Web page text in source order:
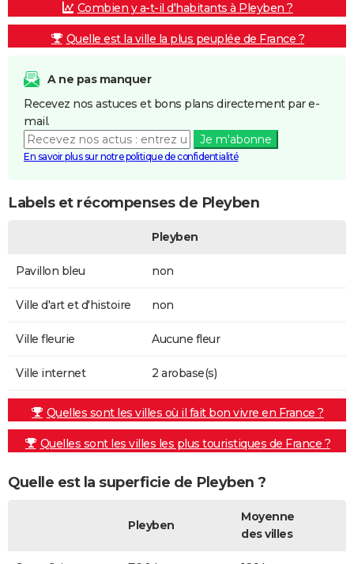
Combien y a-t-il d'habitants à Pleyben ?
Quelle est la ville la plus peuplée de France ?
A ne pas manquer
Recevez nos astuces et bons plans directement par e-
mail.
Je m'abonne
En savoir plus sur notre politique de confidentialité
Labels et récompenses de Pleyben
Pleyben
Pavillon bleu non
Ville d'art et d'histoire non
Ville fleurie Aucune fleur
Ville internet 2 arobase(s)
Quelles sont les villes où il fait bon vivre en France ?
Quelles sont les villes les plus touristiques de France ?
Quelle est la superficie de Pleyben ?
Pleyben
Moyenne
des villes